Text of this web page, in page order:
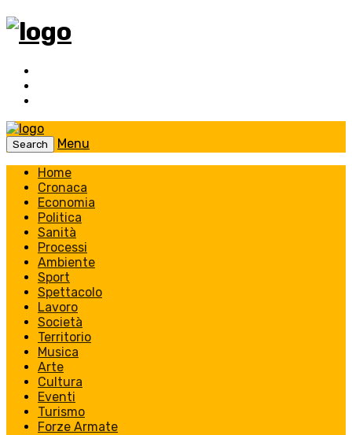
Search
Menu
Home
Cronaca
Economia
Politica
Sanità
Processi
Ambiente
Sport
Spettacolo
Lavoro
Società
Territorio
Musica
Arte
Cultura
Eventi
Turismo
Forze Armate